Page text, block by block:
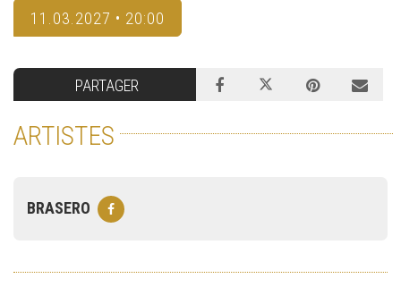
11.03.2027 • 20:00
PARTAGER
ARTISTES
BRASERO